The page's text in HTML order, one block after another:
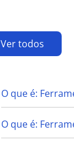
Ver todos
O que é:
O que é: